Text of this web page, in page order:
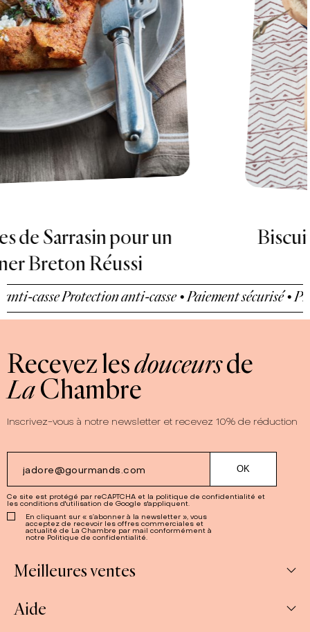
Biscuit roulé pour la fête de fin
d'école
Protection anti-casse • Paiement sécurisé •
Recevez lesdouceursde
LaChambre
Inscrivez-vous à notre newsletter et recevez 10% de réduction
Ce site est protégé par reCAPTCHA et la politique de confidentialité et
les conditions d'utilisation de Google s'appliquent.
En cliquant sur « s’abonner à la newsletter », vous
acceptez de recevoir les offres commerciales et
actualité de La Chambre par mail conformément à
notre Politique de confidentialité.
Meilleures ventes
Abonnements
Aide